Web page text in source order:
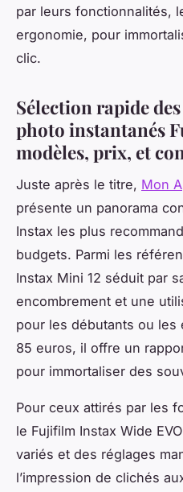
par leurs fonctionnalités,
ergonomie, pour
clic.
Sélection rapide
photo instantanés
modèles, prix, et
Juste après le titre, Mon
présente un panorama
Instax les plus
budgets. Parmi les
Instax Mini 12 séduit par
encombrement et une
pour les débutants ou
85 euros, il offre un
pour immortaliser des
Pour ceux attirés par les
le Fujifilm Instax Wide
variés et des réglages
l’impression de clichés